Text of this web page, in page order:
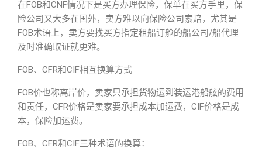
在FOB和CNF情况下是买方办理保险，保单在买方手里，保
险公司又大多在国外，卖方难以向保险公司索赔，尤其是
FOB术语上，卖方要找买方指定租船订舱的船公司/船代理
及时准确取证就更难。
FOB、CFR和CIF相互换算方式
FOB价也称离岸价，卖家只承担货物运到装运港船舷的费用
和责任，CFR价格是卖家要承担成本加运费，CIF价格是成
本，保险加运费。
FOB、CFR和CIF三种术语的换算：